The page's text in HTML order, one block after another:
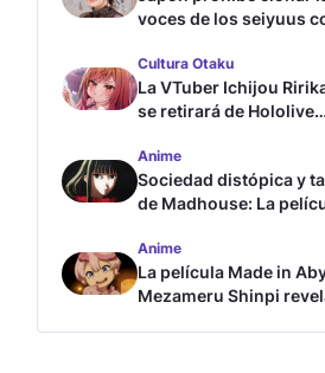
voces de los seiyuus
Cultura Otaku
La VTuber Ichijou
se retirará de Hololive
Anime
Sociedad distópica y
de Madhouse: La
tráiler
Anime
La película Made in
Mezameru Shinpi